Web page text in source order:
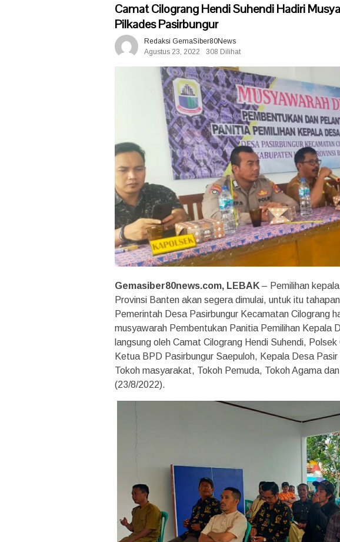
Camat Cilograng Hendi Suhendi Hadiri
Pilkades Pasirbungur
Redaksi GemaSiber80News
Agustus 23, 2022
308 Dilihat
Gemasiber80news.com, LEBAK – Pemilihan
Provinsi Banten akan segera dimulai, untuk itu
Pemerintah Desa Pasirbungur Kecamatan Cilograng
musyawarah Pembentukan Panitia Pemilihan Kepala
langsung oleh Camat Cilograng Hendi Suhendi,
Ketua BPD Pasirbungur Saepuloh, Kepala Desa
Tokoh masyarakat, Tokoh Pemuda, Tokoh Agama
(23/8/2022).